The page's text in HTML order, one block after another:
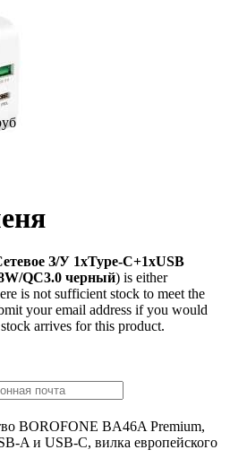
З/У 1xType-C+1xUSB
QC3.0 черный) is either
is not sufficient stock to meet the
your email address if you would
arrives for this product.
BOROFONE BA46A Premium,
A и USB-C, вилка европейского